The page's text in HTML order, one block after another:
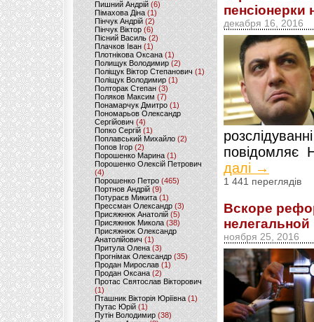
Пишний Андрій (6)
Пімахова Діна(1)
Пінчук Андрій(2)
Пінчук Віктор (6)
Пісний Василь (2)
Плачков Іван(1)
Плотнікова Оксана (1)
Полищук Володимир(2)
Поліщук Віктор Степанович(1)
Поліщук Володимир (1)
Полторак Степан(3)
Поляков Максим (7)
Понамарчук Дмитро (1)
Пономарьов Олександр
Сергійович(4)
Попко Сергій (1)
Поплавський Михайло (2)
Попов Ігор(2)
Порошенко Марина (1)
Порошенко Олексій Петрович
(4)
Порошенко Петро (465)
Портнов Андрій (9)
Потураєв Микита(1)
Прессман Олександр(3)
Присяжнюк Анатолій (5)
Присяжнюк Микола (38)
Присяжнюк Олександр
Анатолійович (1)
Притула Олена (3)
Прогнімак Олександр(35)
Продан Мирослав(1)
Продан Оксана (2)
Протас Святослав Вікторович
(1)
Пташник Вікторія Юріївна (1)
Путас Юрій (1)
Путін Володимир(38)
пенсіонерки
декабря 16, 2016
повідомляє
далі →
1 441 переглядів
Вскоре
ноября 25, 2016